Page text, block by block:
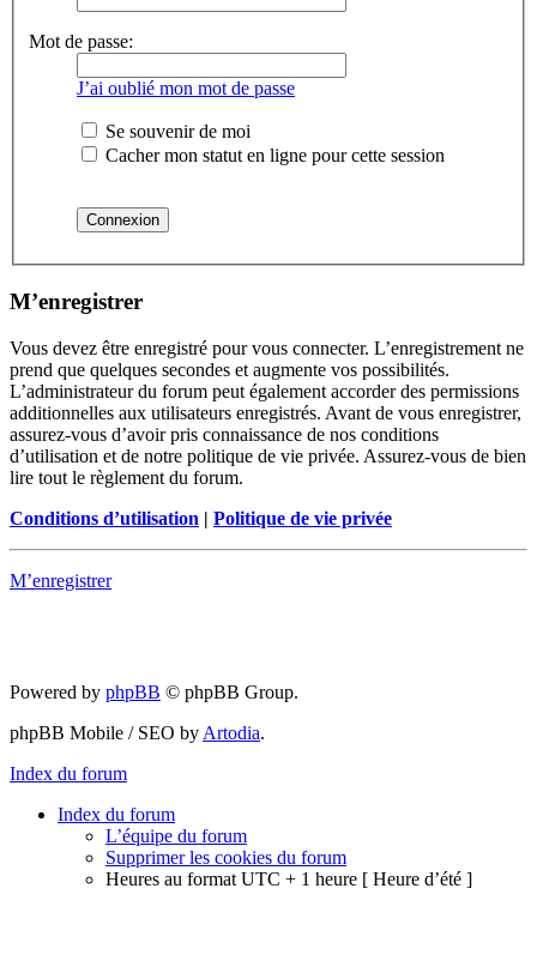
Mot de passe:
J’ai oublié mon mot de passe
Se souvenir de moi
Cacher mon statut en ligne pour cette session
M’enregistrer
Vous devez être enregistré pour vous connecter. L’enregistrement ne
prend que quelques secondes et augmente vos possibilités.
L’administrateur du forum peut également accorder des permissions
additionnelles aux utilisateurs enregistrés. Avant de vous enregistrer,
assurez-vous d’avoir pris connaissance de nos conditions
d’utilisation et de notre politique de vie privée. Assurez-vous de bien
lire tout le règlement du forum.
Conditions d’utilisation | Politique de vie privée
M’enregistrer
Powered by phpBB © phpBB Group.
phpBB Mobile / SEO by Artodia.
Index du forum
Index du forum
L’équipe du forum
Supprimer les cookies du forum
Heures au format UTC + 1 heure [ Heure d’été ]